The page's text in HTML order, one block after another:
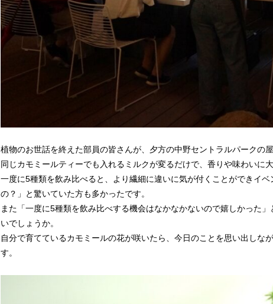
植物のお世話を終えた部員の皆さんが、夕方の中野セントラルパークの
同じカモミールティーでも入れるミルクが変るだけで、香りや味わいに
一度に5種類を飲み比べると、より繊細に違いに気が付くことができイ
の？」と驚いていた方も多かったです。
また「一度に5種類を飲み比べする機会はなかなかないので嬉しかった
いでしょうか。
自分で育てているカモミールの花が咲いたら、今日のことを思い出しな
す。